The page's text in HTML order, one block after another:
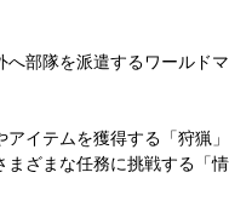
部隊を派遣するワールドマ
イテムを獲得する「狩猟」
まざまな任務に挑戦する「情